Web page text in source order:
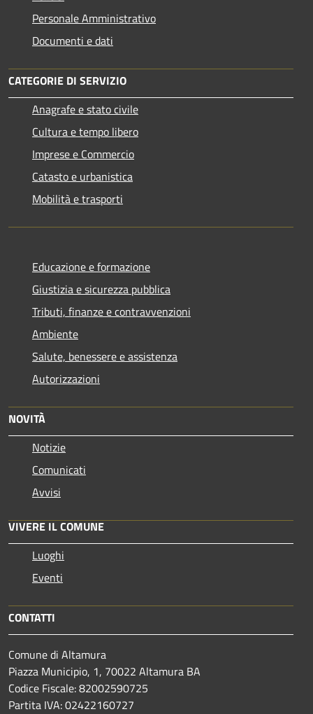
Personale Amministrativo
Documenti e dati
CATEGORIE DI SERVIZIO
Anagrafe e stato civile
Cultura e tempo libero
Imprese e Commercio
Catasto e urbanistica
Mobilità e trasporti
Educazione e formazione
Giustizia e sicurezza pubblica
Tributi, finanze e contravvenzioni
Ambiente
Salute, benessere e assistenza
Autorizzazioni
NOVITÀ
Notizie
Comunicati
Avvisi
VIVERE IL COMUNE
Luoghi
Eventi
CONTATTI
Comune di Altamura
Piazza Municipio, 1, 70022 Altamura BA
Codice Fiscale: 82002590725
Partita IVA: 02422160727